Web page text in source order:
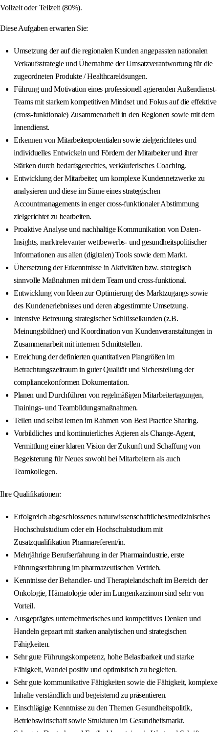
Vollzeit oder Teilzeit (80%).
Diese Aufgaben erwarten Sie:
Umsetzung der auf die regionalen Kunden angepassten nationalen
Verkaufsstrategie und Übernahme der Umsatzverantwortung für die
zugeordneten Produkte / Healthcarelösungen.
Führung und Motivation eines professionell agierenden Außendienst-
Teams mit starkem kompetitiven Mindset und Fokus auf die effektive
(cross-funktionale) Zusammenarbeit in den Regionen sowie mit dem
Innendienst.
Erkennen von Mitarbeiterpotentialen sowie zielgerichtetes und
individuelles Entwickeln und Fördern der Mitarbeiter und ihrer
Stärken durch bedarfsgerechtes, verkäuferisches Coaching.
Entwicklung der Mitarbeiter, um komplexe Kundennetzwerke zu
analysieren und diese im Sinne eines strategischen
Accountmanagements in enger cross-funktionaler Abstimmung
zielgerichtet zu bearbeiten.
Proaktive Analyse und nachhaltige Kommunikation von Daten-
Insights, marktrelevanter wettbewerbs- und gesundheitspolitischer
Informationen aus allen (digitalen) Tools sowie dem Markt.
Übersetzung der Erkenntnisse in Aktivitäten bzw. strategisch
sinnvolle Maßnahmen mit dem Team und cross-funktional.
Entwicklung von Ideen zur Optimierung des Marktzugangs sowie
des Kundenerlebnisses und deren abgestimmte Umsetzung.
Intensive Betreuung strategischer Schlüsselkunden (z.B.
Meinungsbildner) und Koordination von Kundenveranstaltungen in
Zusammenarbeit mit internen Schnittstellen.
Erreichung der definierten quantitativen Plangrößen im
Betrachtungszeitraum in guter Qualität und Sicherstellung der
compliancekonformen Dokumentation.
Planen und Durchführen von regelmäßigen Mitarbeitertagungen,
Trainings- und Teambildungsmaßnahmen.
Teilen und selbst lernen im Rahmen von Best Practice Sharing.
Vorbildliches und kontinuierliches Agieren als Change-Agent,
Vermittlung einer klaren Vision der Zukunft und Schaffung von
Begeisterung für Neues sowohl bei Mitarbeitern als auch
Teamkollegen.
Ihre Qualifikationen:
Erfolgreich abgeschlossenes naturwissenschaftliches/medizinisches
Hochschulstudium oder ein Hochschulstudium mit
Zusatzqualifikation Pharmareferent/in.
Mehrjährige Berufserfahrung in der Pharmaindustrie, erste
Führungserfahrung im pharmazeutischen Vertrieb.
Kenntnisse der Behandler- und Therapielandschaft im Bereich der
Onkologie, Hämatologie oder im Lungenkarzinom sind sehr von
Vorteil.
Ausgeprägtes unternehmerisches und kompetitives Denken und
Handeln gepaart mit starken analytischen und strategischen
Fähigkeiten.
Sehr gute Führungskompetenz, hohe Belastbarkeit und starke
Fähigkeit, Wandel positiv und optimistisch zu begleiten.
Sehr gute kommunikative Fähigkeiten sowie die Fähigkeit, komplexe
Inhalte verständlich und begeisternd zu präsentieren.
Einschlägige Kenntnisse zu den Themen Gesundheitspolitik,
Betriebswirtschaft sowie Strukturen im Gesundheitsmarkt.